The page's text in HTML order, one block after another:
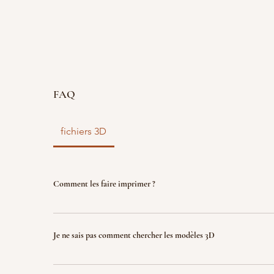
FAQ
fichiers 3D
Comment les faire imprimer ?
vous disposez d'un fichier 3D ? faites le nous
garantir la propriété intellectuelle.
Je ne sais pas comment chercher les modèles 3D
Indiquez nous ce que vous recherchez (jeux,